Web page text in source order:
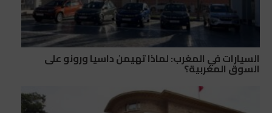
السيارات في المغرب: لماذا تهيمن داسيا ورونو على
السوق المغربية؟